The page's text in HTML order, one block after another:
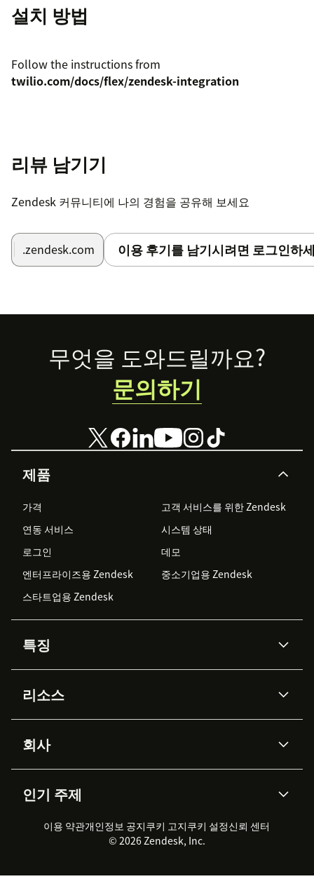
설치 방법
Follow the instructions from
twilio.com/docs/flex/zendesk-integration
리뷰 남기기
Zendesk 커뮤니티에 나의 경험을 공유해 보세요
.zendesk.com 이용 후기를 남기시려면 로그인하
Footer
제품
가격
고객 서비스를 위한 Zendesk
연동 서비스
시스템 상태
로그인
데모
엔터프라이즈용 Zendesk
중소기업용 Zendesk
스타트업용 Zendesk
특징
Zendesk AI
Advanced Data Privacy &
Protection
지식창고
워크포스 관리
실시간 채팅
클라이언트 포털
리소스
API & 개발자
AI 리서치
이벤트 & 웨비나
고객 사례
회사
채용 정보
지속 가능성 보고서
Zendesk Foundation
법적 정보
인기 주제
2026 CX 트렌드
제품 업데이트
고객 서비스 소프트웨어
헬프 데스크 통합 티켓 관리 소
무엇을 도와드릴까요?
문의하기
이용 약관개인정보 공지쿠키 고지쿠키 설정신뢰 센터
© 2026 Zendesk, Inc.